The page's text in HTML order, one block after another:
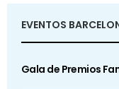
EVENTOS
Gala de Premios